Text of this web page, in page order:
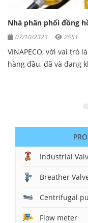
Nhà phân phối đồng
07/10/2323 2551
VINAPECO, với vai trò
hàng đầu, đã và đang
Industrial
Breather
Centrifugal
Flow meter